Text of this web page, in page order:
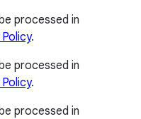
processed in
.
processed in
.
processed in